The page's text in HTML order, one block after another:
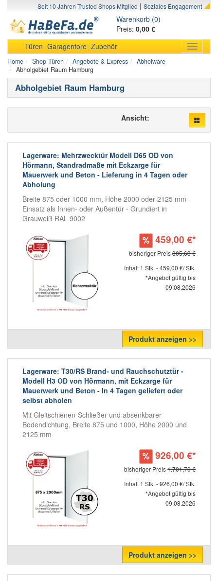
Seit 10 Jahren Trusted Shops Mitglied | Soziales Engagement
Warenkorb (0)
Preis: 0,00 €
Toggle
Türen Garagentore Zubehör
Home Shop Türen Angebote & Express
Abholware
Abholgebiet Raum Hamburg
Abholgebiet Raum Hamburg
Ansicht:
Lagerware: Mehrzwecktür Modell D65 OD von
Hörmann, Standradmaße mit Eckzarge für
Mauerwerk und Beton - Lieferung in 4 Tagen oder
Abholung
Breite 875 oder 1000 mm, Höhe 2000 oder 2125 mm -
Einsatz als Innen- oder Außentür - Grundiert in
Grauweiß RAL 9002
459,00 €*
bisheriger Preis805,63 €
Inhalt 1 Stk. - 459,00 €/ Stk.
*Angebot gültig bis
09.08.2026
Produkt anzeigen >>
Lagerware: T30/RS Brand- und Rauchschutztür -
Modell H3 OD von Hörmann, mit Eckzarge für
Mauerwerk und Beton - In 4 Tagen geliefert oder
selbst abholen
Mit Gleitschienen-Schließer und absenkbarer
Bodendichtung, Breite 875 und 1000, Höhe 2000 und
2125 mm
926,00 €*
bisheriger Preis1.701,70 €
Inhalt 1 Stk. - 926,00 €/ Stk.
*Angebot gültig bis
09.08.2026
Produkt anzeigen >>